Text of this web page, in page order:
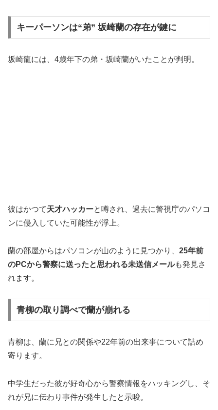
キーパーソンは“弟” 坂崎蘭の存在が鍵に
坂崎龍には、4歳年下の弟・坂崎蘭がいたことが判明。
彼はかつて天才ハッカーと噂され、過去に警視庁のパソコ
ンに侵入していた可能性が浮上。
蘭の部屋からはパソコンが山のように見つかり、 25年前
のPCから警察に送ったと思われる未送信メールも発見さ
れます。
青柳の取り調べで蘭が崩れる
青柳は、蘭に兄との関係や22年前の出来事について詰め
寄ります。
中学生だった彼が好奇心から警察情報をハッキングし、そ
れが兄に伝わり事件が発生したと示唆。